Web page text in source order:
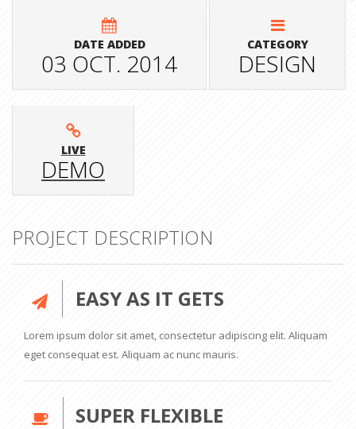
DATE ADDED
03 OCT. 2014
CATEGORY
DESIGN
LIVE
DEMO
PROJECT DESCRIPTION
EASY AS IT GETS
Lorem ipsum dolor sit amet, consectetur adipiscing elit. Aliquam
eget consequat est. Aliquam ac nunc mauris.
SUPER FLEXIBLE